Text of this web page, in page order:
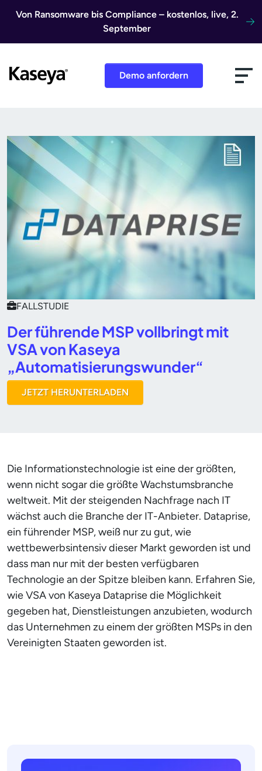
Von Ransomware bis Compliance – kostenlos, live, 2.
September
Demo anfordern
FALLSTUDIE
Der führende MSP vollbringt mit
VSA von Kaseya
„Automatisierungswunder“
JETZT HERUNTERLADEN
Die Informationstechnologie ist eine der größten,
wenn nicht sogar die größte Wachstumsbranche
weltweit. Mit der steigenden Nachfrage nach IT
wächst auch die Branche der IT-Anbieter. Dataprise,
ein führender MSP, weiß nur zu gut, wie
wettbewerbsintensiv dieser Markt geworden ist und
dass man nur mit der besten verfügbaren
Technologie an der Spitze bleiben kann. Erfahren Sie,
wie VSA von Kaseya Dataprise die Möglichkeit
gegeben hat, Dienstleistungen anzubieten, wodurch
das Unternehmen zu einem der größten MSPs in den
Vereinigten Staaten geworden ist.